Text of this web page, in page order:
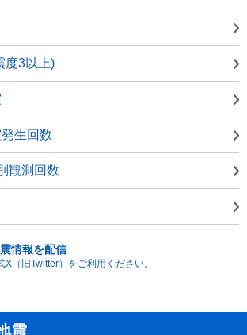
度3以上)
生回数
観測回数
情報を配信
X（旧Twitter）をご利用ください。
震